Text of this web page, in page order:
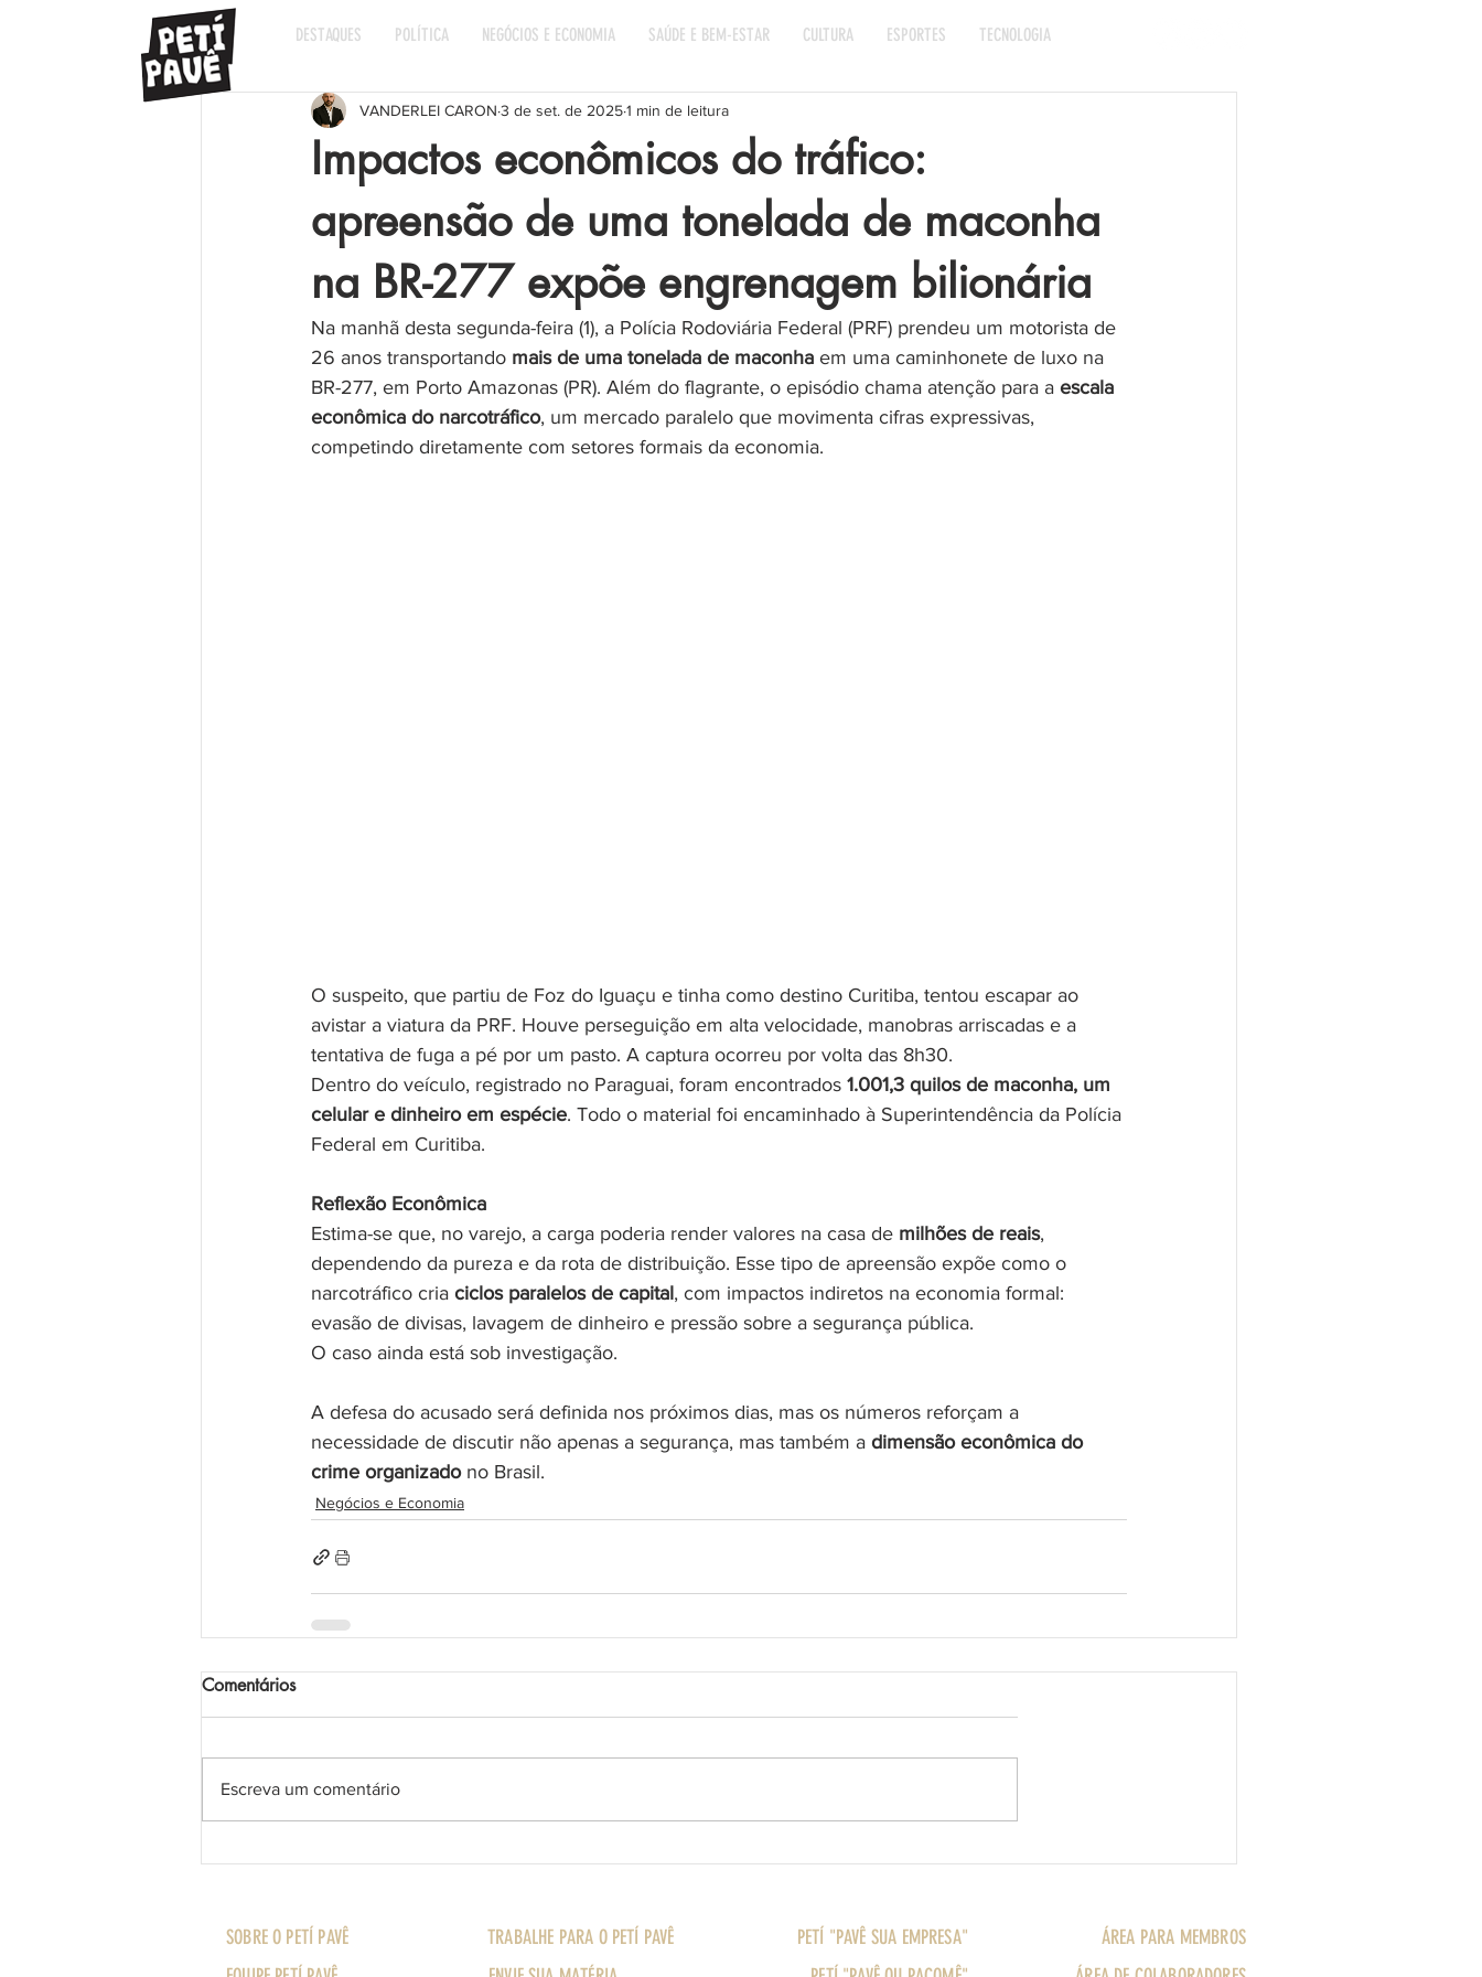
DESTAQUES POLÍTICA NEGÓCIOS E ECONOMIA SAÚDE E BEM-ESTAR CULTURA ESPORTES TECNOLOGIA
Impactos econômicos do tráfico:
apreensão de uma tonelada de maconha
na BR-277 expõe engrenagem bilionária
VANDERLEI CARON 3 de set. de 20251 min de leitura
Na manhã desta segunda-feira (1), a Polícia Rodoviária Federal (PRF) prendeu um motorista de
26 anos transportando mais de uma tonelada de maconha em uma caminhonete de luxo na
BR-277, em Porto Amazonas (PR). Além do flagrante, o episódio chama atenção para a escala
econômica do narcotráfico, um mercado paralelo que movimenta cifras expressivas,
competindo diretamente com setores formais da economia.
O suspeito, que partiu de Foz do Iguaçu e tinha como destino Curitiba, tentou escapar ao
avistar a viatura da PRF. Houve perseguição em alta velocidade, manobras arriscadas e a
tentativa de fuga a pé por um pasto. A captura ocorreu por volta das 8h30.
Dentro do veículo, registrado no Paraguai, foram encontrados 1.001,3 quilos de maconha, um
celular e dinheiro em espécie. Todo o material foi encaminhado à Superintendência da Polícia
Federal em Curitiba.
Reflexão Econômica
Estima-se que, no varejo, a carga poderia render valores na casa de milhões de reais,
dependendo da pureza e da rota de distribuição. Esse tipo de apreensão expõe como o
narcotráfico cria ciclos paralelos de capital, com impactos indiretos na economia formal:
evasão de divisas, lavagem de dinheiro e pressão sobre a segurança pública.
O caso ainda está sob investigação.
A defesa do acusado será definida nos próximos dias, mas os números reforçam a
necessidade de discutir não apenas a segurança, mas também a dimensão econômica do
crime organizado no Brasil.
Negócios e Economia
Comentários
Escreva um comentário
SOBRE O PETÍ PAVÊ
TRABALHE PARA O PETÍ PAVÊ
PETÍ "PAVÊ SUA EMPRESA"
ÁREA PARA MEMBROS